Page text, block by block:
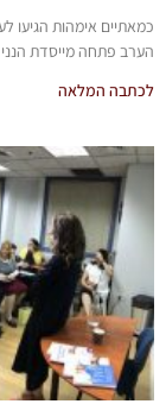
כמאתיים אימהות הגיעו
הערב פתחה מייסדת
לכתבה המלאה